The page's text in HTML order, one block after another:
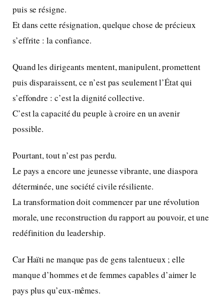
puis se résigne.
Et dans cette résignation, quelque chose de précieux
s’effrite : la confiance.
Quand les dirigeants mentent, manipulent, promettent
puis disparaissent, ce n’est pas seulement l’État qui
s’effondre : c’est la dignité collective.
C’est la capacité du peuple à croire en un avenir
possible.
Pourtant, tout n’est pas perdu.
Le pays a encore une jeunesse vibrante, une diaspora
déterminée, une société civile résiliente.
La transformation doit commencer par une révolution
morale, une reconstruction du rapport au pouvoir, et une
redéfinition du leadership.
Car Haïti ne manque pas de gens talentueux ; elle
manque d’hommes et de femmes capables d’aimer le
pays plus qu’eux-mêmes.